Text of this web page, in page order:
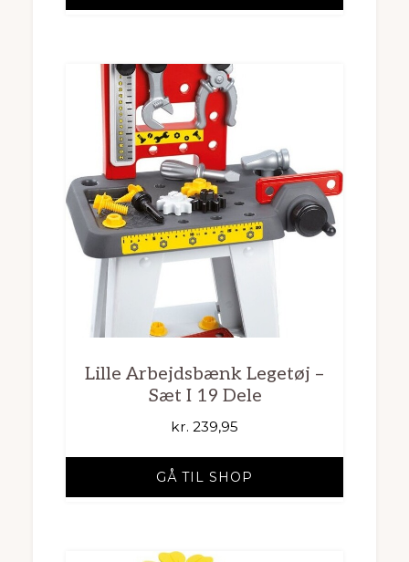
Lille Arbejdsbænk Legetøj –
Sæt I 19 Dele
kr. 239,95
GÅ TIL SHOP